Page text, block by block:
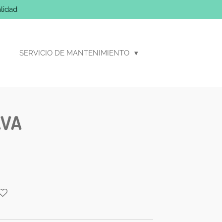
SERVICIO DE MANTENIMIENTO